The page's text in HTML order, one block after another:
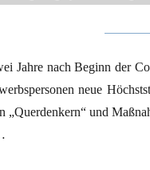
Jahre nach Beginn der
neue
„Querdenkern“ und